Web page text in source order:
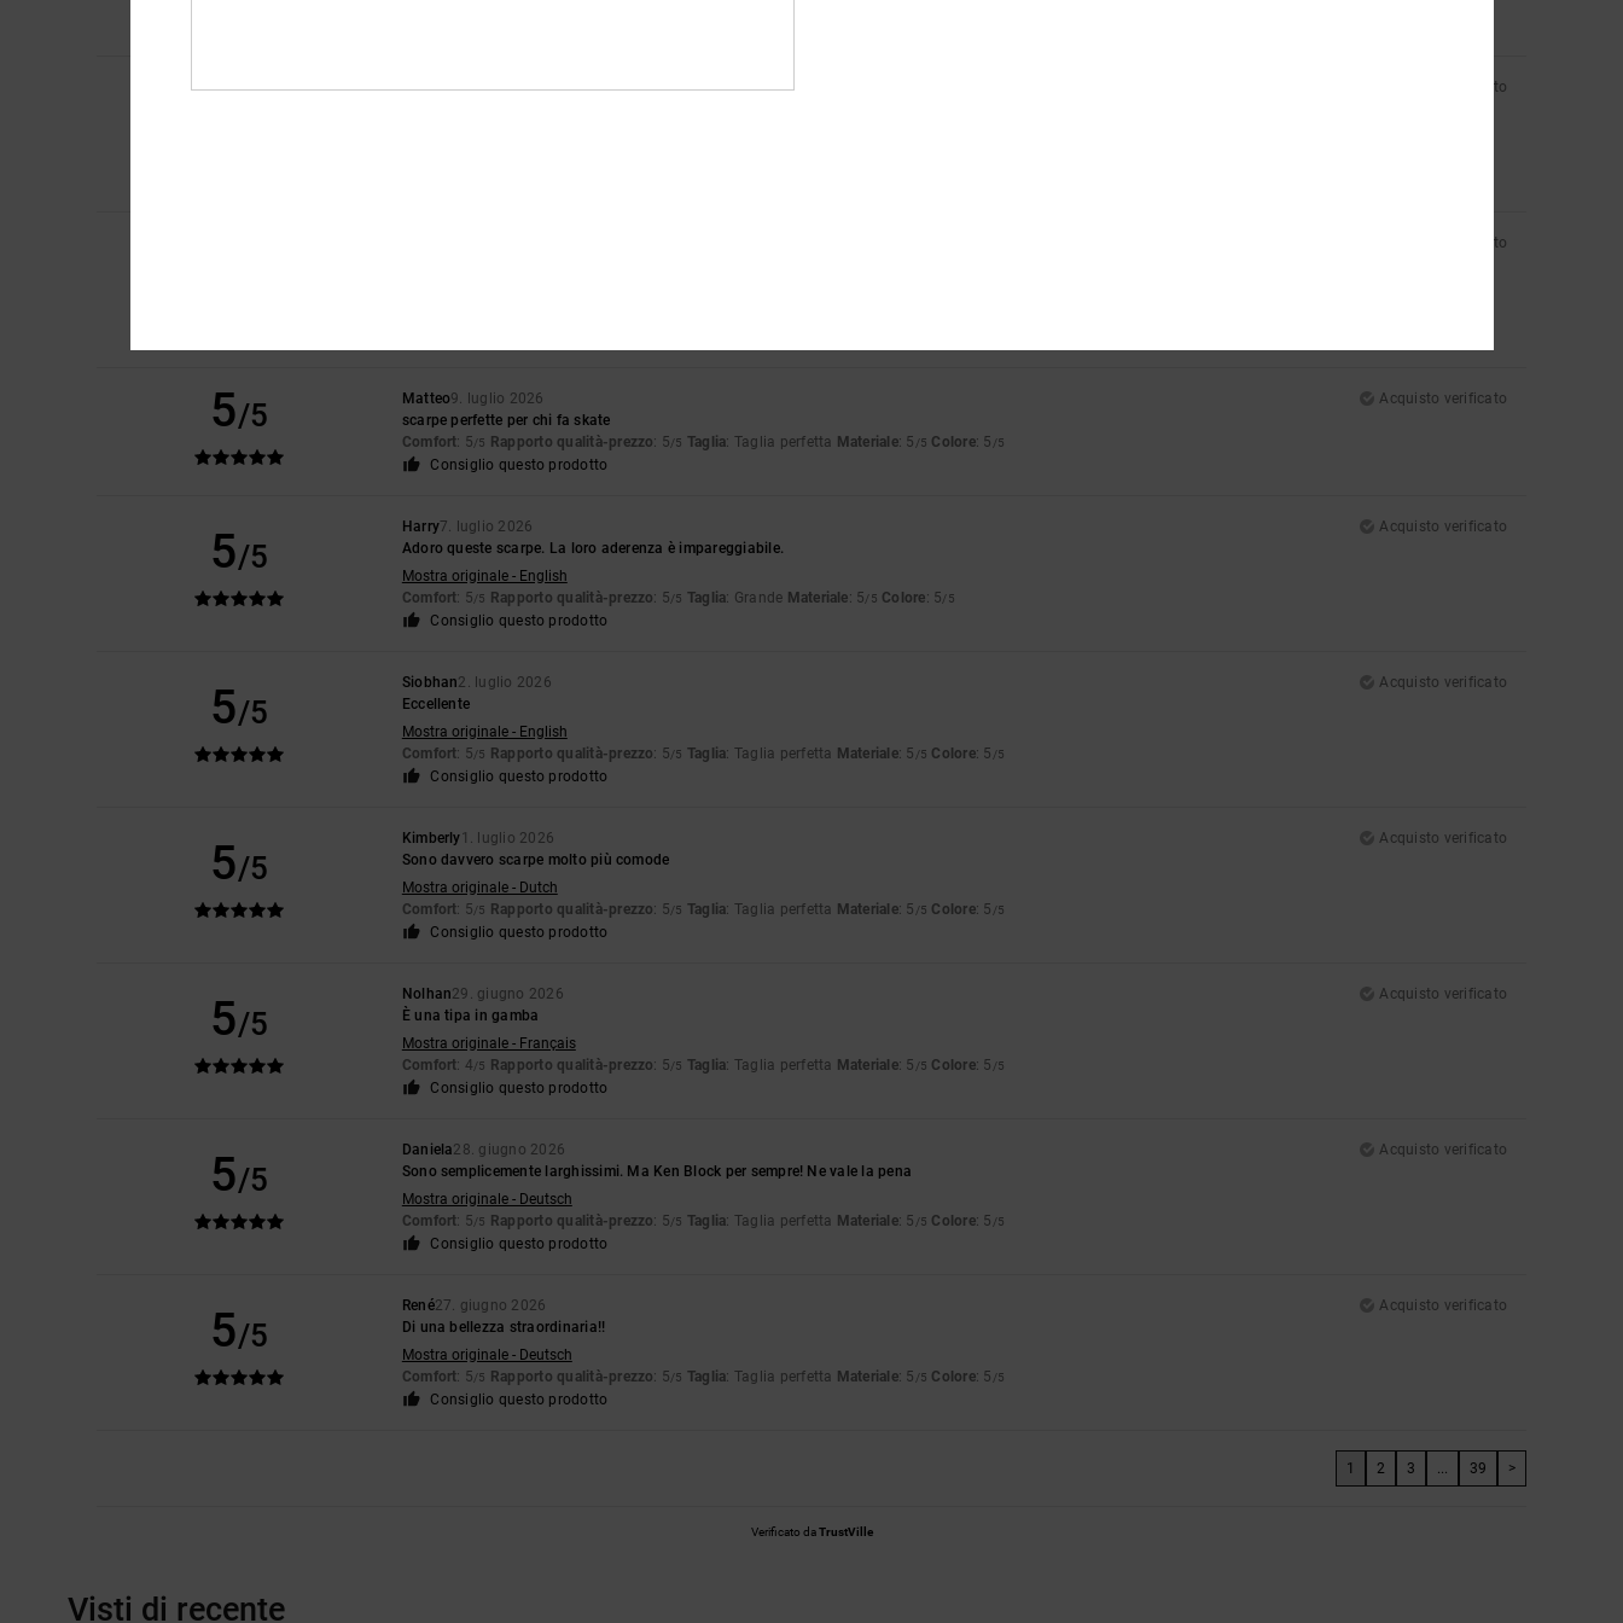
Kirk9. luglio 2026
Acquisto verificato
Acquisto verificato
5/5 Matteo9. luglio 2026
Acquisto verificato
scarpe perfette per chi fa skate
Comfort: 5/5 Rapporto qualità-prezzo: 5/5 Taglia: Taglia perfetta Materiale: 5 /5 Colore: 5 /5
Consiglio questo prodotto
5/5
Harry7. luglio 2026
Acquisto verificato
Adoro queste scarpe. La loro aderenza è impareggiabile.
Mostra originale - English
Comfort: 5/5 Rapporto qualità-prezzo: 5/5 Taglia: Grande Materiale: 5/5 Colore: 5/5
Consiglio questo prodotto
5/5
Siobhan2. luglio 2026
Acquisto verificato
Eccellente
Mostra originale - English
Comfort: 5/5 Rapporto qualità-prezzo: 5/5 Taglia: Taglia perfetta Materiale: 5 /5 Colore: 5 /5
Consiglio questo prodotto
5/5
Kimberly1. luglio 2026
Acquisto verificato
Sono davvero scarpe molto più comode
Mostra originale - Dutch
Comfort: 5/5 Rapporto qualità-prezzo: 5/5 Taglia: Taglia perfetta Materiale: 5 /5 Colore: 5 /5
Consiglio questo prodotto
5/5
Nolhan29. giugno 2026
Acquisto verificato
È una tipa in gamba
Mostra originale - Français
Comfort: 4/5 Rapporto qualità-prezzo: 5/5 Taglia: Taglia perfetta Materiale: 5 /5 Colore: 5 /5
Consiglio questo prodotto
5/5
Daniela28. giugno 2026
Acquisto verificato
Sono semplicemente larghissimi. Ma Ken Block per sempre! Ne vale la pena
Mostra originale - Deutsch
Comfort: 5/5 Rapporto qualità-prezzo: 5/5 Taglia: Taglia perfetta Materiale: 5 /5 Colore: 5 /5
Consiglio questo prodotto
5/5
René27. giugno 2026
Acquisto verificato
Di una bellezza straordinaria!!
Mostra originale - Deutsch
Comfort: 5/5 Rapporto qualità-prezzo: 5/5 Taglia: Taglia perfetta Materiale: 5 /5 Colore: 5 /5
Consiglio questo prodotto
1 2 3 ... 39 >
Verificato daTrustVille
Visti di recente